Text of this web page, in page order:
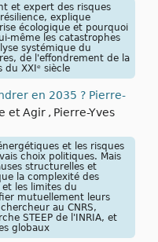
et expert des risques
explique
écologique et pourquoi
même les catastrophes
systémique du
de l'effondrement de la
XXIᵉ siècle
en 2035 ? Pierre-
et Agir , Pierre-Yves
et les risques
choix politiques. Mais
structurelles et
la complexité des
les limites du
mutuellement leurs
au CNRS,
STEEP de l'INRIA, et
globaux